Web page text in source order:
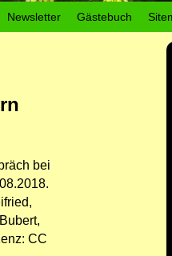
Newsletter Gästebuch
bei
CC